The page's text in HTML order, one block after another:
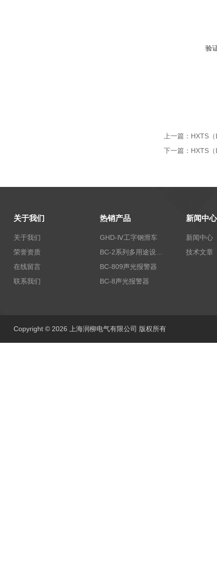
验
上一篇： HXTS
下一篇： HXTS
关于我们
关于我们
荣誉资质
在线留言
联系我们
热销产品
GHD-Ⅳ工字钢滑车
BC-2系列多用途设备报警器
BC-809声光报警器
BC-8声光报警器
新闻中心
新闻中心
技术文章
Copyright © 2026 上海润柳电气有限公司 版权所有